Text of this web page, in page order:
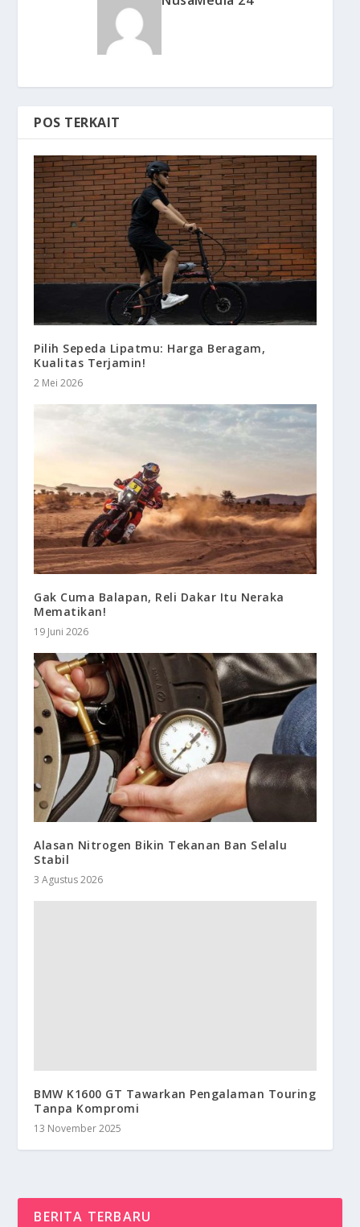
POS TERKAIT
Pilih Sepeda Lipatmu: Harga Beragam,
Kualitas Terjamin!
2 Mei 2026
Gak Cuma Balapan, Reli Dakar Itu Neraka
Mematikan!
19 Juni 2026
Alasan Nitrogen Bikin Tekanan Ban Selalu
Stabil
3 Agustus 2026
BMW K1600 GT Tawarkan Pengalaman Touring
Tanpa Kompromi
13 November 2025
BERITA TERBARU